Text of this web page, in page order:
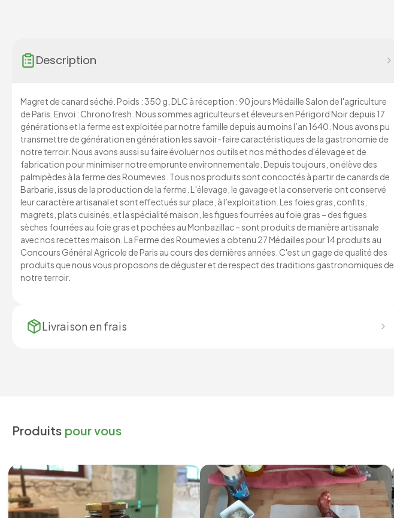
Description
Magret de canard séché. Poids : 350 g. DLC à réception : 90 jours Médaille Salon de l'agriculture
de Paris. Envoi : Chronofresh. Nous sommes agriculteurs et éleveurs en Périgord Noir depuis 17
générations et la ferme est exploitée par notre famille depuis au moins l’an 1640. Nous avons pu
transmettre de génération en génération les savoir-faire caractéristiques de la gastronomie de
notre terroir. Nous avons aussi su faire évoluer nos outils et nos méthodes d'élevage et de
fabrication pour minimiser notre emprunte environnementale. Depuis toujours, on élève des
palmipèdes à la ferme des Roumevies. Tous nos produits sont concoctés à partir de canards de
Barbarie, issus de la production de la ferme. L’élevage, le gavage et la conserverie ont conservé
leur caractère artisanal et sont effectués sur place, à l’exploitation. Les foies gras, confits,
magrets, plats cuisinés, et la spécialité maison, les figues fourrées au foie gras – des figues
sèches fourrées au foie gras et pochées au Monbazillac – sont produits de manière artisanale
avec nos recettes maison. La Ferme des Roumevies a obtenu 27 Médailles pour 14 produits au
Concours Général Agricole de Paris au cours des dernières années. C'est un gage de qualité des
produits que nous vous proposons de déguster et de respect des traditions gastronomiques de
notre terroir.
Livraison en frais
Produits pour vous